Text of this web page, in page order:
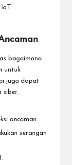
bagaimana
untuk
juga dapat
siber.
ancaman.
serangan